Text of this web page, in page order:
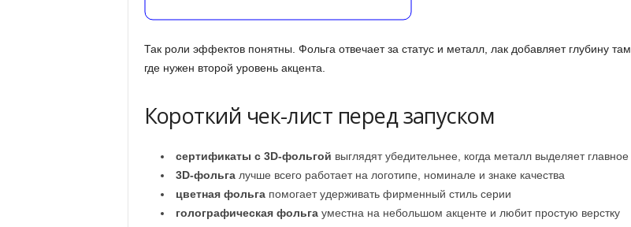
Так роли эффектов понятны. Фольга отвечает за статус и металл, лак добавляет глубину там,
где нужен второй уровень акцента.
Короткий чек-лист перед запуском
сертификаты с 3D-фольгой выглядят убедительнее, когда металл выделяет главное
3D-фольгалучше всего работает на логотипе, номинале и знаке качества
цветная фольгапомогает удерживать фирменный стиль серии
голографическая фольгауместна на небольшом акценте и любит простую верстку